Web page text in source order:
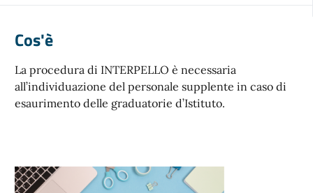
Cos'è
La procedura di INTERPELLO è necessaria
all’individuazione del personale supplente in caso di
esaurimento delle graduatorie d’Istituto.